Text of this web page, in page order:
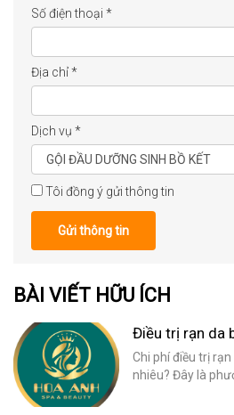
Số điện thoại *
Địa chỉ*
Dịch vụ *
Tôi đồng ý gửi thông tin
Gửi thông tin
BÀI VIẾT HỮU ÍCH
Điều trị rạn da
Chi phí điều trị
nhiêu? Đây là